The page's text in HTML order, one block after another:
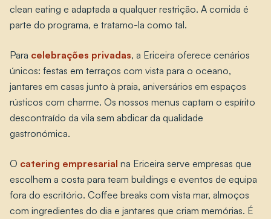
clean eating e adaptada a qualquer restrição. A comida é
parte do programa, e tratamo-la como tal.
Para celebrações privadas, a Ericeira oferece cenários
únicos: festas em terraços com vista para o oceano,
jantares em casas junto à praia, aniversários em espaços
rústicos com charme. Os nossos menus captam o espírito
descontraído da vila sem abdicar da qualidade
gastronómica.
O catering empresarial na Ericeira serve empresas que
escolhem a costa para team buildings e eventos de equipa
fora do escritório. Coffee breaks com vista mar, almoços
com ingredientes do dia e jantares que criam memórias. É